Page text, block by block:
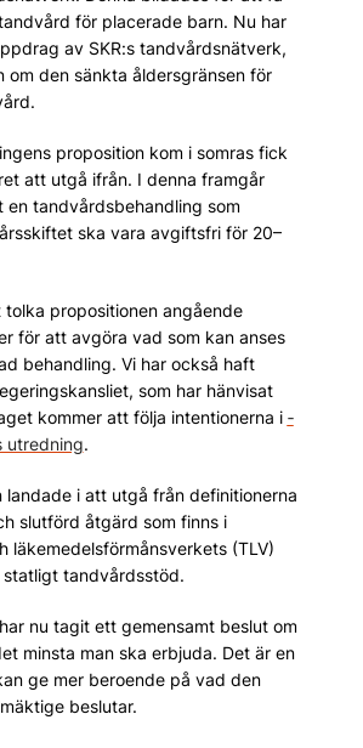
för placerade barn. Nu har
av SKR:s tandvårdsnätverk,
om den sänkta ålders­gränsen för
proposition kom i somras fick
att utgå ifrån. I denna framgår
en tandvårdsbehandling som
ska vara avgiftsfri för 20–
tolka propositionen angående
för att avgöra vad som kan anses
behandling. Vi har också haft
som har hänvisat
kommer att följa intentionerna i ­
utredning.
landade i att utgå från definitionerna
slutförd åtgärd som finns i
läkemedelsförmånsverkets (TLV)
tandvårdsstöd.
nu tagit ett gemensamt beslut om
minsta man ska erbjuda. Det är en
ge mer beroende på vad den
beslutar.